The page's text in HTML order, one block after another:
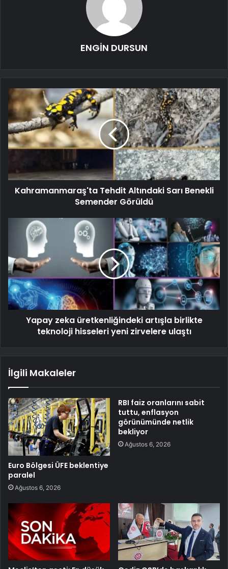
ENGİN DURSUN
Kahramanmaraş'ta Tehdit Altındaki Sarı Benekli
Semender Görüldü
Yapay zeka üretkenliğindeki artışla birlikte
teknoloji hisseleri yeni zirvelere ulaştı
İlgili Makaleler
Euro Bölgesi ÜFE beklentiye
paralel
Ağustos 6, 2026
RBI faiz oranlarını sabit
tuttu, enflasyon
görünümünde netlik
bekliyor
Ağustos 6, 2026